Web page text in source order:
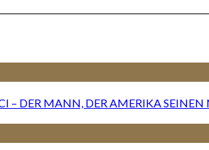
– DER MANN, DER AMERIKA